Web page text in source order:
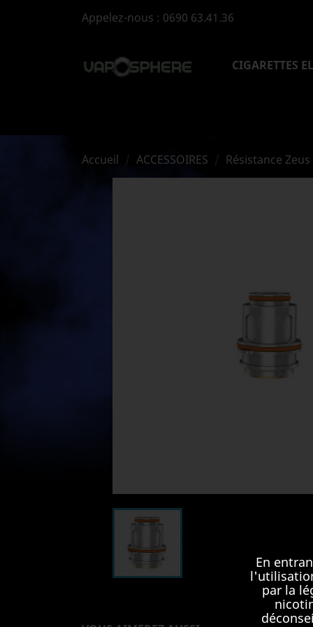
Appelez-nous : 0690 63.41.36
CIGARETTES
Accueil ACCESSOIRES Résistance
En
par la